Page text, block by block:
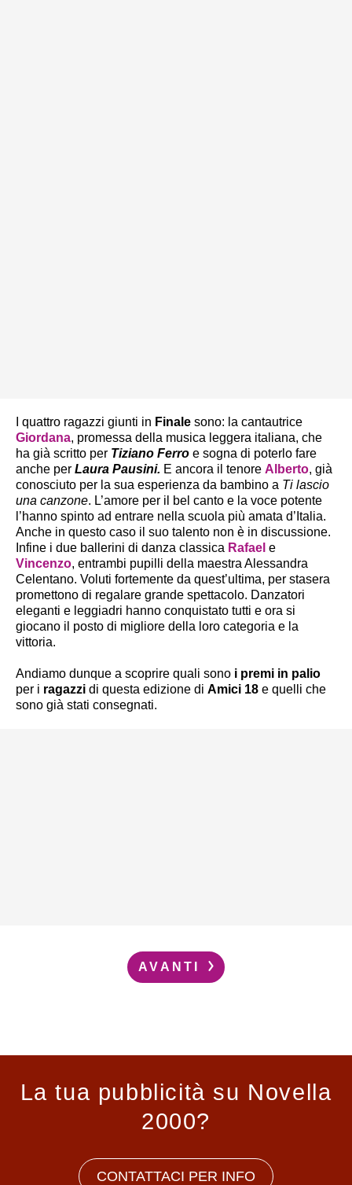
I quattro ragazzi giunti in Finale sono: la cantautrice
Giordana, promessa della musica leggera italiana, che
ha già scritto per Tiziano Ferro e sogna di poterlo fare
anche per Laura Pausini. E ancora il tenore Alberto, già
conosciuto per la sua esperienza da bambino a Ti lascio
una canzone. L’amore per il bel canto e la voce potente
l’hanno spinto ad entrare nella scuola più amata d’Italia.
Anche in questo caso il suo talento non è in discussione.
Infine i due ballerini di danza classica Rafael e
Vincenzo, entrambi pupilli della maestra Alessandra
Celentano. Voluti fortemente da quest’ultima, per stasera
promettono di regalare grande spettacolo. Danzatori
eleganti e leggiadri hanno conquistato tutti e ora si
giocano il posto di migliore della loro categoria e la
vittoria.
Andiamo dunque a scoprire quali sono i premi in palio
per i ragazzi di questa edizione di Amici 18 e quelli che
sono già stati consegnati.
AVANTI
La tua pubblicità su Novella
2000?
CONTATTACI PER INFO